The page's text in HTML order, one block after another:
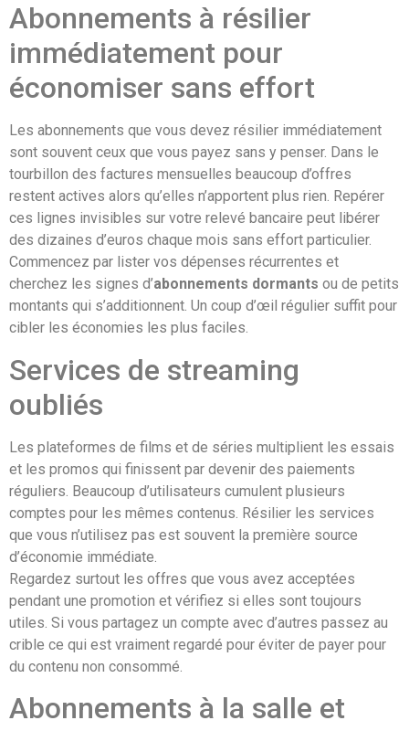
Abonnements à résilier
immédiatement pour
économiser sans effort
Les abonnements que vous devez résilier immédiatement
sont souvent ceux que vous payez sans y penser. Dans le
tourbillon des factures mensuelles beaucoup d’offres
restent actives alors qu’elles n’apportent plus rien. Repérer
ces lignes invisibles sur votre relevé bancaire peut libérer
des dizaines d’euros chaque mois sans effort particulier.
Commencez par lister vos dépenses récurrentes et
cherchez les signes d’abonnements dormants ou de petits
montants qui s’additionnent. Un coup d’œil régulier suffit pour
cibler les économies les plus faciles.
Services de streaming
oubliés
Les plateformes de films et de séries multiplient les essais
et les promos qui finissent par devenir des paiements
réguliers. Beaucoup d’utilisateurs cumulent plusieurs
comptes pour les mêmes contenus. Résilier les services
que vous n’utilisez pas est souvent la première source
d’économie immédiate.
Regardez surtout les offres que vous avez acceptées
pendant une promotion et vérifiez si elles sont toujours
utiles. Si vous partagez un compte avec d’autres passez au
crible ce qui est vraiment regardé pour éviter de payer pour
du contenu non consommé.
Abonnements à la salle et